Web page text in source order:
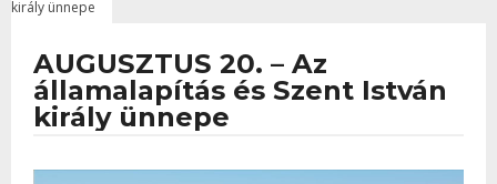
király ünnepe
AUGUSZTUS 20. – Az
államalapítás és Szent István
király ünnepe